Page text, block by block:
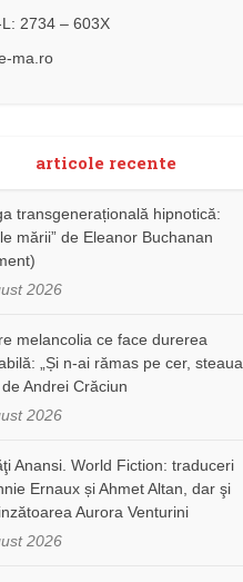
L: 2734 – 603X
ma.ro
articole recente
transgenerațională hipnotică:
mării” de Eleanor Buchanan
2026
melancolia ce face durerea
„Și n-ai rămas pe cer, steaua
de Andrei Crăciun
2026
Anansi. World Fiction: traduceri
Ernaux și Ahmet Altan, dar şi
Aurora Venturini
2026